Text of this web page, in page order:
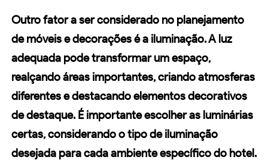
Outro fator a ser considerado no planejamento
de móveis e decorações é a iluminação. A luz
adequada pode transformar um espaço,
realçando áreas importantes, criando atmosferas
diferentes e destacando elementos decorativos
de destaque. É importante escolher as luminárias
certas, considerando o tipo de iluminação
desejada para cada ambiente específico do hotel.